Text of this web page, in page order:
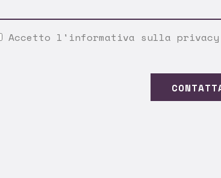
Accetto l' informativa sulla privacy